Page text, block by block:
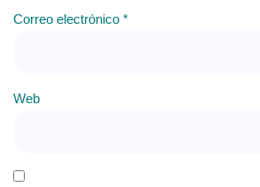
Correo electrónico *
Web